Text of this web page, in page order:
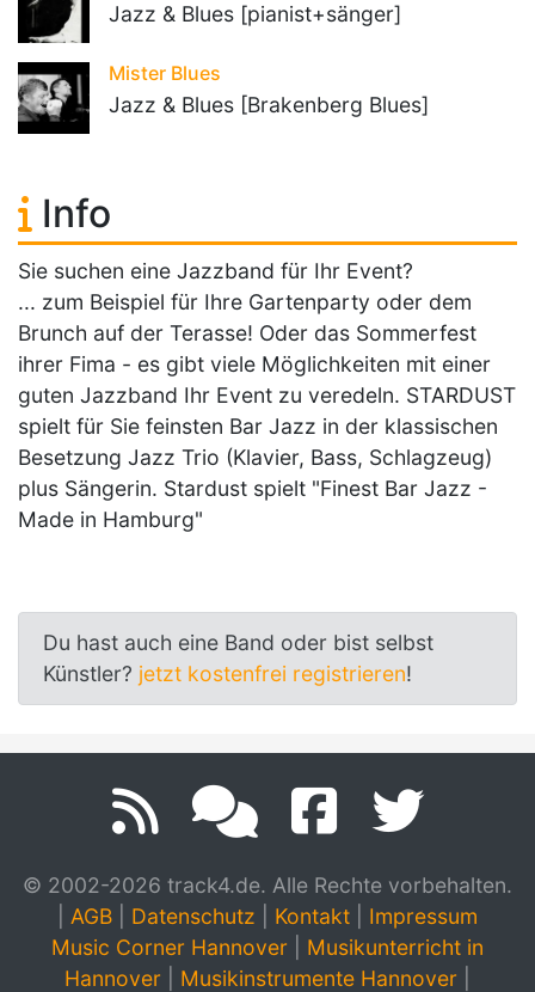
Jazz & Blues [pianist+sänger]
Mister Blues
Jazz & Blues [Brakenberg Blues]
Info
Sie suchen eine Jazzband für Ihr Event?
... zum Beispiel für Ihre Gartenparty oder dem
Brunch auf der Terasse! Oder das Sommerfest
ihrer Fima - es gibt viele Möglichkeiten mit einer
guten Jazzband Ihr Event zu veredeln. STARDUST
spielt für Sie feinsten Bar Jazz in der klassischen
Besetzung Jazz Trio (Klavier, Bass, Schlagzeug)
plus Sängerin. Stardust spielt "Finest Bar Jazz -
Made in Hamburg"
Du hast auch eine Band oder bist selbst
Künstler? jetzt kostenfrei registrieren!
© 2002-2026 track4.de. Alle Rechte vorbehalten.
AGB Datenschutz Kontakt
Impressum
Music Corner Hannover
Musikunterricht in
Hannover
Musikinstrumente Hannover